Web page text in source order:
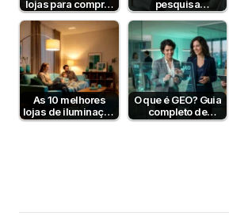
lojas para comprar
artigos para bebé
pesquisa
semântica podem
aumentar a taxa de
conversão?
As 10 melhores
lojas de iluminação
em Portugal
O que é GEO? Guia
completo de
Generative Engine